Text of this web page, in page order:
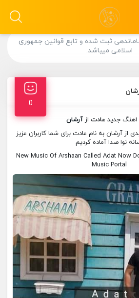
ثبت شده و تابع قوانین جمهوری
اسلامی میباشد.
0
اهنگ جدید عادت از آرشان
آرشان به نام عادت برای شما کاربران عزیز
نوا صدا آماده کردیم
New Music Of Arshaan Called Adat Now
Music Portal